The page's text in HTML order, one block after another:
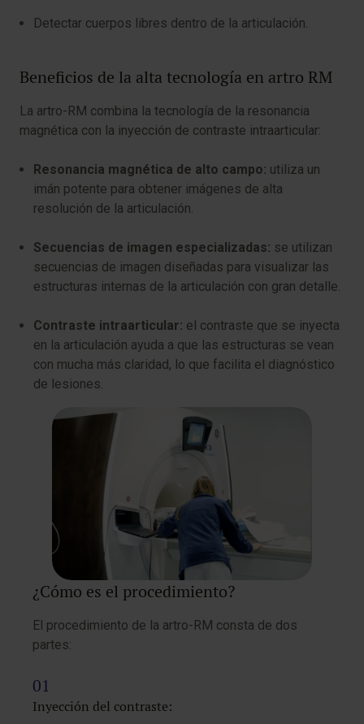
Detectar cuerpos libres dentro de la articulación.
Beneficios de la alta tecnología en artro RM
La artro-RM combina la tecnología de la resonancia
magnética con la inyección de contraste intraarticular:
Resonancia magnética de alto campo: utiliza un
imán potente para obtener imágenes de alta
resolución de la articulación.
Secuencias de imagen especializadas: se utilizan
secuencias de imagen diseñadas para visualizar las
estructuras internas de la articulación con gran detalle.
Contraste intraarticular: el contraste que se inyecta
en la articulación ayuda a que las estructuras se vean
con mucha más claridad, lo que facilita el diagnóstico
de lesiones.
¿Cómo es el procedimiento?
El procedimiento de la artro-RM consta de dos
partes:
Inyección del contraste: